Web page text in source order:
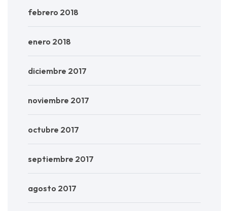
febrero 2018
enero 2018
diciembre 2017
noviembre 2017
octubre 2017
septiembre 2017
agosto 2017